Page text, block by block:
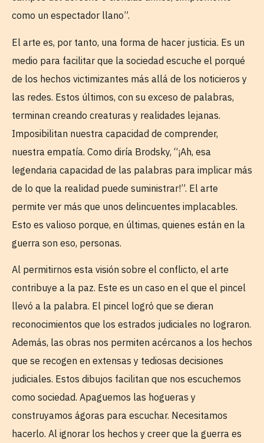
como un espectador llano”.
El arte es, por tanto, una forma de hacer justicia. Es un
medio para facilitar que la sociedad escuche el porqué
de los hechos victimizantes más allá de los noticieros y
las redes. Estos últimos, con su exceso de palabras,
terminan creando creaturas y realidades lejanas.
Imposibilitan nuestra capacidad de comprender,
nuestra empatía. Como diría Brodsky, “¡Ah, esa
legendaria capacidad de las palabras para implicar más
de lo que la realidad puede suministrar!”. El arte
permite ver más que unos delincuentes implacables.
Esto es valioso porque, en últimas, quienes están en la
guerra son eso, personas.
Al permitirnos esta visión sobre el conflicto, el arte
contribuye a la paz. Este es un caso en el que el pincel
llevó a la palabra. El pincel logró que se dieran
reconocimientos que los estrados judiciales no lograron.
Además, las obras nos permiten acércanos a los hechos
que se recogen en extensas y tediosas decisiones
judiciales. Estos dibujos facilitan que nos escuchemos
como sociedad. Apaguemos las hogueras y
construyamos ágoras para escuchar. Necesitamos
hacerlo. Al ignorar los hechos y creer que la guerra es